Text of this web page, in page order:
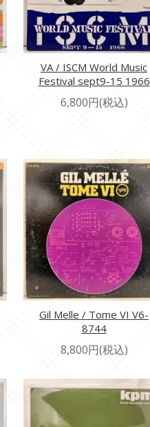
VA / ISCM World Music
Festival sept9-15 1966
6,800円(税込)
Gil Melle / Tome VI V6-
8744
8,800円(税込)